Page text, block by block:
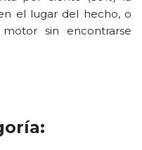
el lugar del hecho, o
sin encontrarse